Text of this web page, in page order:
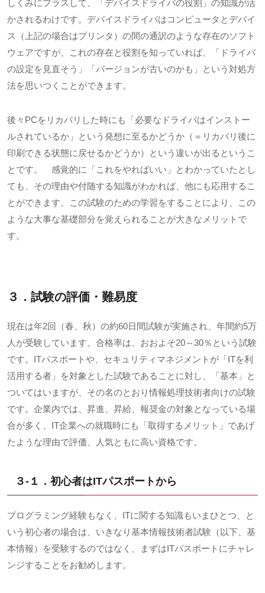
しくみにプラスして、「デバイスドライバの役割」の知識が活
かされるわけです。デバイスドライバはコンピュータとデバイ
ス（上記の場合はプリンタ）の間の通訳のような存在のソフト
ウェアですが、これの存在と役割を知っていれば、「ドライバ
の設定を見直そう」「バージョンが古いのかも」という対処方
法を思いつくことができます。
後々 PCをリカバリした時にも「必要なドライバはインストー
ルされているか」という発想に至るかどうか（＝リカバリ後に
印刷できる状態に戻せるかどうか）という違いが出るというこ
とです。 感覚的に「これをやればいい」とわかっていたとし
ても、その理由や付随する知識がわかれば、他にも応用するこ
とができます。この試験のための学習をすることにより、この
ような大事な基礎部分を覚えられることが大きなメリットで
す。
３．試験の評価・難易度
現在は年2回（春、秋）の約60日間試験が実施され、年間約5万
人が受験しています。合格率は、おおよそ20～30％という試験
です。 ITパスポートや、セキュリティマネジメントが「ITを利
活用する者」を対象とした試験であることに対し、「基本」と
ついてはいますが、その名のとおり情報処理技術者向けの試験
です。企業内では、昇進、昇給、報奨金の対象となっている場
合が多く、 IT企業への就職時にも「取得するメリット」であげ
たような理由で評価、人気ともに高い資格です。
３-１．初心者はITパスポートから
プログラミング経験もなく、 ITに関する知識もいまひとつ、と
いう初心者の場合は、いきなり基本情報技術者試験（以下、基
本情報）を受験するのではなく、まずはITパスポートにチャレ
ンジすることをお勧めします。